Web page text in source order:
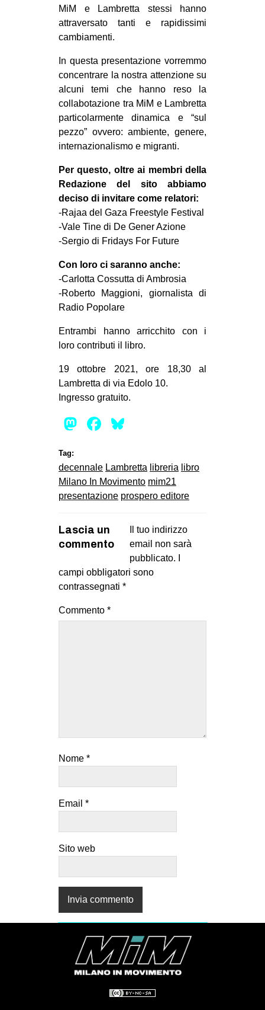
bsky
SEARCH
MiM e Lambretta stessi hanno
attraversato tanti e rapidissimi
cambiamenti.
In questa presentazione vorremmo
concentrare la nostra attenzione su
alcuni temi che hanno reso la
collabotazione tra MiM e Lambretta
particolarmente dinamica e “sul
pezzo” ovvero: ambiente, genere,
internazionalismo e migranti.
Per questo, oltre ai membri della
Redazione del sito abbiamo
deciso di invitare come relatori:
-Rajaa del Gaza Freestyle Festival
-Vale Tine di De Gener Azione
-Sergio di Fridays For Future
Con loro ci saranno anche:
-Carlotta Cossutta di Ambrosia
-Roberto Maggioni, giornalista di
Radio Popolare
Entrambi hanno arricchito con i
loro contributi il libro.
19 ottobre 2021, ore 18,30 al
Lambretta di via Edolo 10.
Ingresso gratuito.
Mastodon
Facebook
Tag:
decennale Lambretta libreria libro
Milano In Movimento mim21
presentazione prospero editore
Lascia un
commento
Il tuo indirizzo
email non sarà
pubblicato.
campi obbligatori sono
contrassegnati *
Commento *
Nome *
Email *
Sito web